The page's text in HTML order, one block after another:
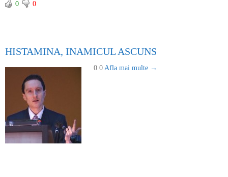
0 0
HISTAMINA, INAMICUL ASCUNS
0 0 Afla mai multe →